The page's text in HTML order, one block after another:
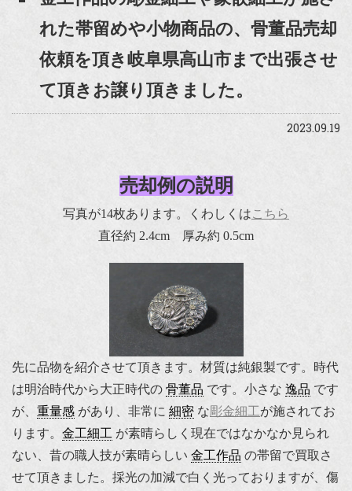
れた帯留めや小物商品の、骨董品売却
依頼を頂き岐阜県高山市まで出張させ
て頂きお譲り頂きました。
2023.09.19
売却例の説明
写真が14枚あります。くわしくはこちら
直径約 2.4cm 厚み約 0.5cm
先に品物を紹介させて頂きます。材質は純銀製です。時代
は明治時代から大正時代の 骨董品 です。小さな 逸品 です
が、 重量感 があり、非常に 細密 な彫金細工が施されてお
ります。 金工細工 が素晴らしく現在ではなかなか見られ
ない、昔の職人技が素晴らしい 金工作品 の帯留で買取さ
せて頂きました。採光の加減で白く光っておりますが、傷